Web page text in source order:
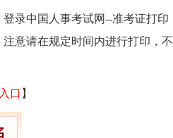
录中国人事考试网--准考证打印
意请在规定时间内进行打印，不
口 】